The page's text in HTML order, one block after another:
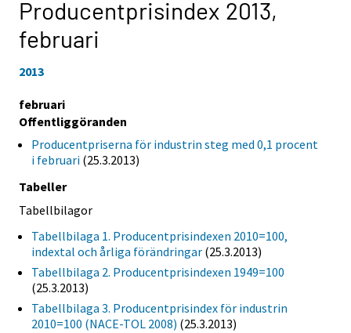
Producentprisindex 2013,
februari
2013
februari
Offentliggöranden
Producentpriserna för industrin steg med 0,1 procent
i februari (25.3.2013)
Tabeller
Tabellbilagor
Tabellbilaga 1. Producentprisindexen 2010=100,
indextal och årliga förändringar (25.3.2013)
Tabellbilaga 2. Producentprisindexen 1949=100
(25.3.2013)
Tabellbilaga 3. Producentprisindex för industrin
2010=100 (NACE-TOL 2008) (25.3.2013)